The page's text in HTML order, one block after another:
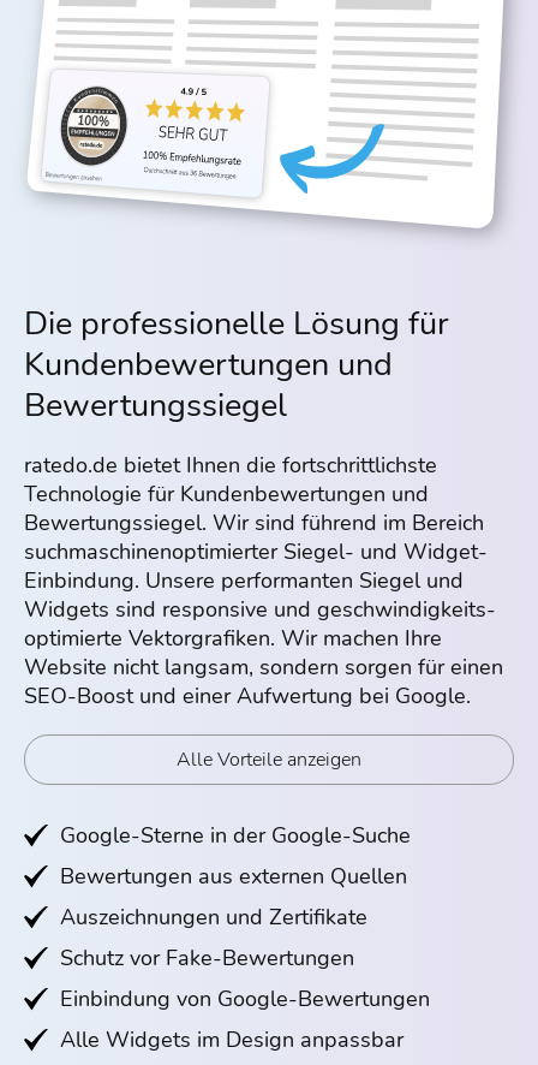
Google-Sterne in der Google-Suche
Bewertungen aus externen Quellen
Auszeichnungen und Zertifikate
Schutz vor Fake-Bewertungen
Einbindung von Google-Bewertungen
Alle Widgets im Design anpassbar
Die professionelle Lösung für
Kundenbewertungen und
Bewertungssiegel
ratedo.de bietet Ihnen die fortschrittlichste
Technologie für Kundenbewertungen und
Bewertungssiegel. Wir sind führend im Bereich
suchmaschinenoptimierter Siegel- und Widget-
Einbindung. Unsere performanten Siegel und
Widgets sind responsive und geschwindigkeits­
optimierte Vektorgrafiken. Wir machen Ihre
Website nicht langsam, sondern sorgen für einen
SEO-Boost und einer Aufwertung bei Google.
Alle Vorteile anzeigen